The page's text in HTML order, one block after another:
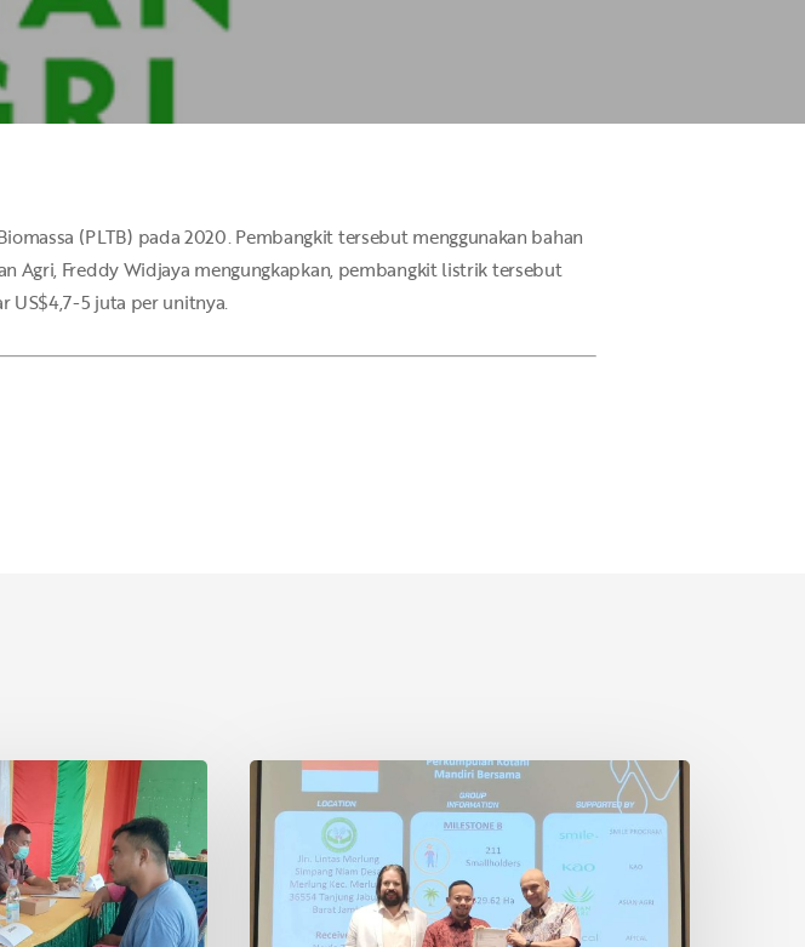
(PLTB) pada 2020. Pembangkit tersebut menggunakan bahan
Agri, Freddy Widjaya mengungkapkan, pembangkit listrik tersebut
US$4,7-5 juta per unitnya.
Petani
Swadaya
Indonesia
Raih
Sertifikasi
RSPO